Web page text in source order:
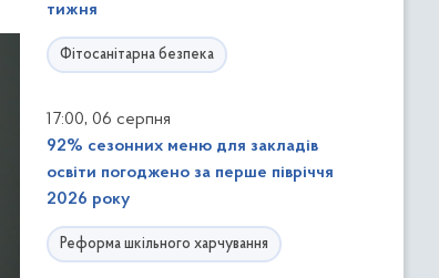
тижня
Фітосанітарна безпека
17:00, 06 серпня
92% сезонних меню для закладів
освіти погоджено за перше півріччя
2026 року
Реформа шкільного харчування